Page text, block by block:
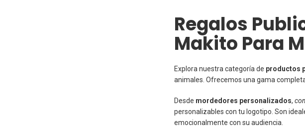
Regalos
Makito Para
Explora nuestra categoría de productos
animales. Ofrecemos una gama
Desde mordedores personalizados,
personalizables con tu logotipo. Son
emocionalmente con su audiencia.